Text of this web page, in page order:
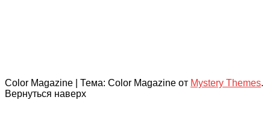
Color Magazine Тема: Color Magazine от Mystery Themes.
Вернуться наверх